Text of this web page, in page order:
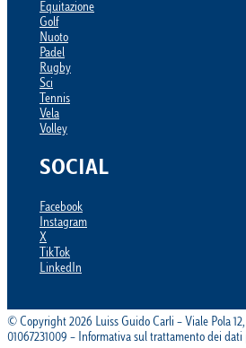
Equitazione
Golf
Nuoto
Padel
Rugby
Sci
Tennis
Vela
Volley
SOCIAL
Facebook
Instagram
X
TikTok
LinkedIn
© Copyright 2026 Luiss Guido Carli – Viale Pola
01067231009 – Informativa sul trattamento dei dati